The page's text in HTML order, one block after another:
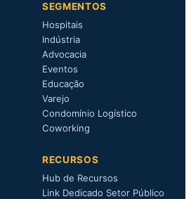
SEGMENTOS
Hospitais
Indústria
Advocacia
Eventos
Educação
Varejo
Condomínio Logístico
Coworking
RECURSOS
Hub de Recursos
Link Dedicado Setor Público